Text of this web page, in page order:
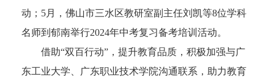
动；5月，佛山市三水区教研室副主任刘凯等8位学科
名师到郁南举行2024年中考复习备考培训活动。
借助“双百行动”，提升教育品质，积极加强与广
东工业大学、广东职业技术学院沟通联系，助力教育